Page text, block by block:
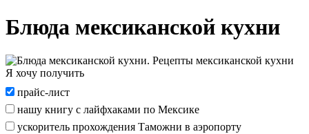
Блюда мексиканской кухни
Я хочу получить
Я
хочу
получить:
прайс-лист
нашу книгу с лайфхаками по Мексике
ускоритель прохождения Таможни в аэропорту